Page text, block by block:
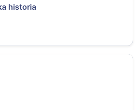
historia